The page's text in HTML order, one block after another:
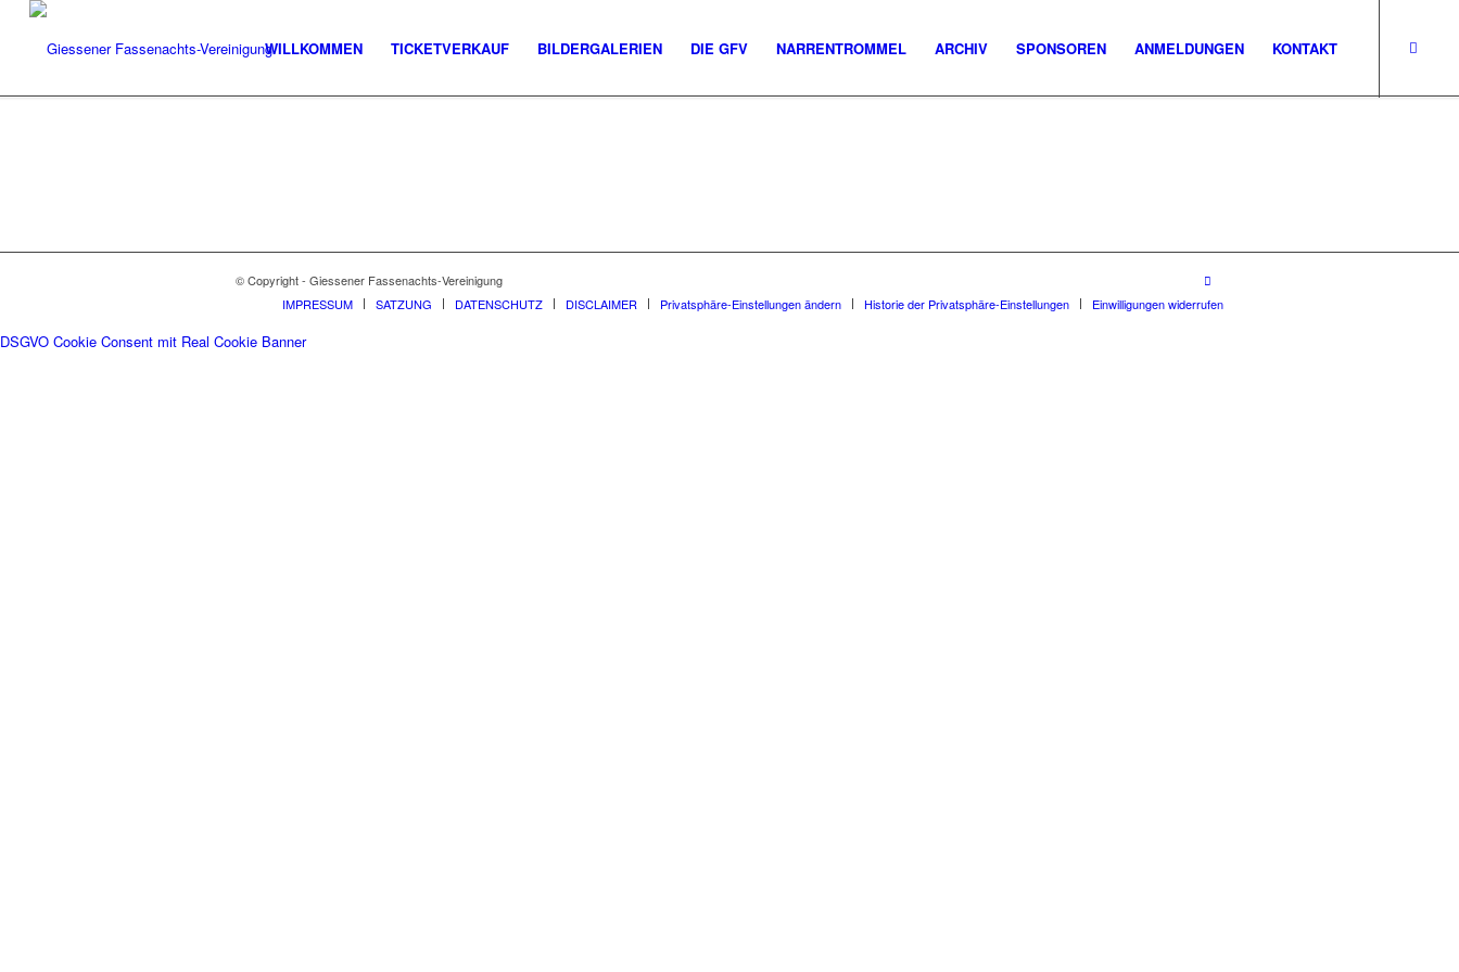
WILLKOMMEN TICKETVERKAUF BILDERGALERIEN DIE GFV NARRENTROMMEL ARCHIV SPONSOREN ANMELDUNGEN KONTAKT
© Copyright - Giessener Fassenachts-Vereinigung
IMPRESSUM
SATZUNG DATENSCHUTZ DISCLAIMER Privatsphäre-Einstellungen ändern Historie der Privatsphäre-Einstellungen Einwilligungen widerrufen
DSGVO Cookie Consent mit Real Cookie Banner